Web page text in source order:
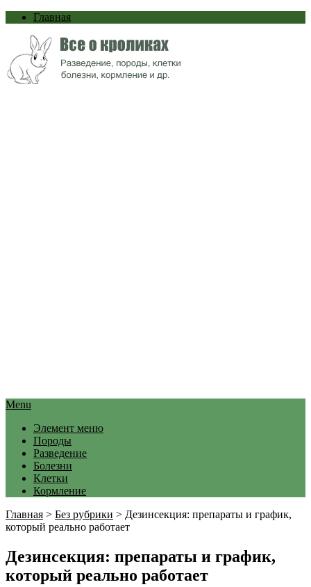
Главная
Menu
Элемент меню
Породы
Разведение
Болезни
Клетки
Кормление
Главная > Без рубрики > Дезинсекция: препараты и график,
который реально работает
Дезинсекция: препараты и график,
который реально работает